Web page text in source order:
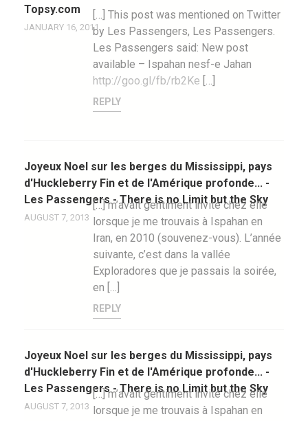
Topsy.com
JANUARY 16, 2011
[…] This post was mentioned on Twitter
by Les Passengers, Les Passengers.
Les Passengers said: New post
available – Ispahan nesf-e Jahan
http://goo.gl/fb/rb2Ke
REPLY
Joyeux Noel sur les berges du Mississippi, pays
d'Huckleberry Fin et de l'Amérique profonde... -
Les Passengers - There is no Limit but the Sky
AUGUST 7, 2013
[…] m’avait gentiment invité chez elle
lorsque je me trouvais à Ispahan en
Iran, en 2010 (souvenez-vous). L’année
suivante, c’est dans la vallée
Exploradores que je passais la soirée,
en […]
REPLY
Joyeux Noel sur les berges du Mississippi, pays
d'Huckleberry Fin et de l'Amérique profonde... -
Les Passengers - There is no Limit but the Sky
AUGUST 7, 2013
[…] m’avait gentiment invité chez elle
lorsque je me trouvais à Ispahan en